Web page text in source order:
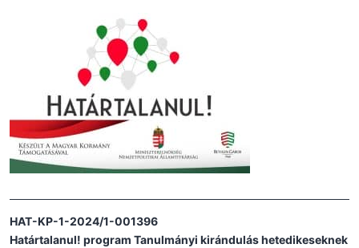
HAT-KP-1-2024/1-001396
Határtalanul! program Tanulmányi kirándulás hetedikeseknek